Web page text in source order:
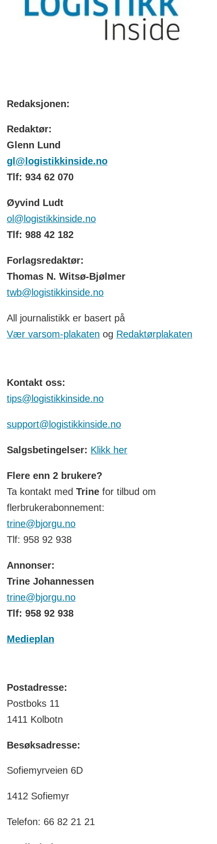
Redaksjonen:
Redaktør:
Glenn Lund
gl@logistikkinside.no
Tlf: 934 62 070
Øyvind Ludt
ol@logistikkinside.no
Tlf: 988 42 182
Forlagsredaktør:
Thomas N. Witsø-Bjølmer
twb@logistikkinside.no
All journalistikk er basert på
Vær varsom-plakaten og Redaktørplakaten
Kontakt oss:
tips@logistikkinside.no
support@logistikkinside.no
Salgsbetingelser: Klikk her
Flere enn 2 brukere?
Ta kontakt med Trinefor tilbud om
flerbrukerabonnement:
trine@bjorgu.no
Tlf: 958 92 938
Annonser:
Trine Johannessen
trine@bjorgu.no
Tlf: 958 92 938
Medieplan
Postadresse:
Postboks 11
1411 Kolbotn
Besøksadresse:
Sofiemyrveien 6D
1412 Sofiemyr
Telefon: 66 82 21 21